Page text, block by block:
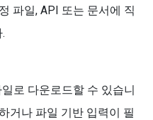
파일, API 또는 문서에 직
로 다운로드할 수 있습니
거나 파일 기반 입력이 필